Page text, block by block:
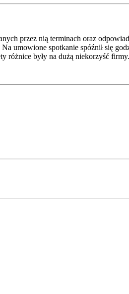
przez nią terminach oraz
umowione spotkanie spóźnił się
różnice były na dużą niekorzyść firmy.